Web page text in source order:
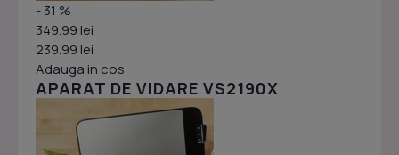
- 31 %
349.99 lei
239.99 lei
Adauga in cos
APARAT DE VIDARE VS2190X